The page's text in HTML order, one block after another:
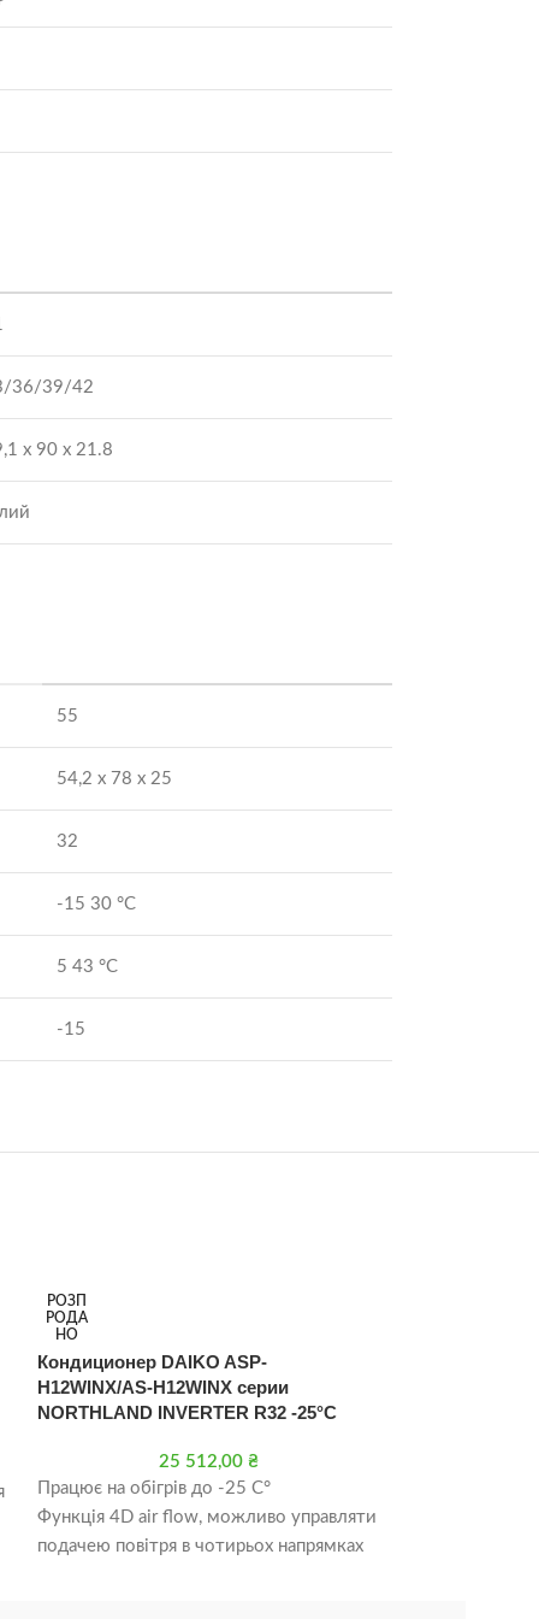
36/39/42
х 90 x 21.8
55
54,2 x 78 x 25
32
-15 30 °С
5 43 °С
-15
РОЗП
РОДА
НО
Кондиционер DAIKO ASP-
H12WINX/AS-H12WINX серии
NORTHLAND INVERTER R32 -25°C
25 512,00 ₴
Працює на обігрів до -25 C°
Функція 4D air flow, можливо управляти
подачею повітря в чотирьох напрямках